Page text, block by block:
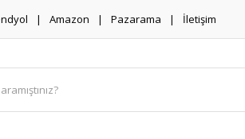
Amazon Pazarama İletişim